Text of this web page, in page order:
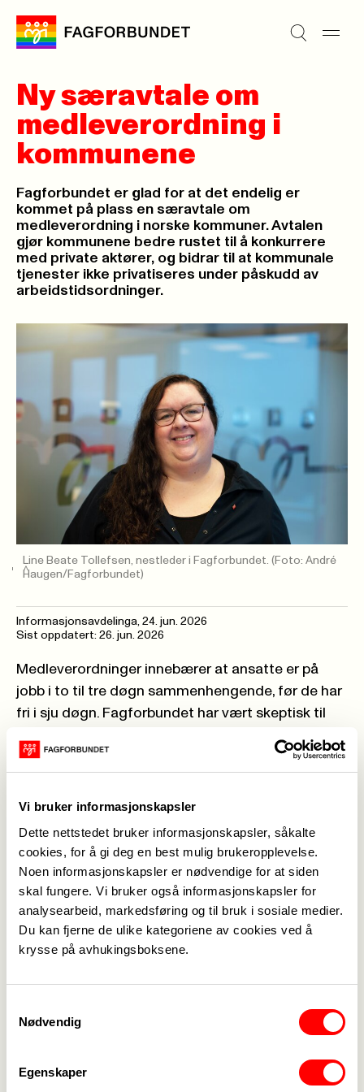
Vi bruker informasjonskapsler
Dette nettstedet bruker informasjonskapsler, såkalte
cookies, for å gi deg en best mulig brukeropplevelse.
Noen informasjonskapsler er nødvendige for at siden
skal fungere. Vi bruker også informasjonskapsler for
analysearbeid, markedsføring og til bruk i sosiale medier.
Du kan fjerne de ulike kategoriene av cookies ved å
krysse på avhukingsboksene.
Nødvendig
Egenskaper
Ny særavtale om
medleverordning i
kommunene
Fagforbundet er glad for at det endelig er
kommet på plass en særavtale om
medleverordning i norske kommuner. Avtalen
gjør kommunene bedre rustet til å konkurrere
med private aktører, og bidrar til at kommunale
tjenester ikke privatiseres under påskudd av
arbeidstidsordninger.
Line Beate Tollefsen, nestleder i Fagforbundet.(Foto: André
Haugen/Fagforbundet)
Informasjonsavdelinga, 24. jun. 2026
Sist oppdatert: 26. jun. 2026
Medleverordninger innebærer at ansatte er på
jobb i to til tre døgn sammenhengende, før de har
fri i sju døgn. Fagforbundet har vært skeptisk til
sikret god hviletid, tydelige rutiner for evaluering,
ansatte er på jobb.
– Dette er en viktig avtale for medlemmene våre
og for kommunale tjenester. Ut fra våre
beregninger vil de lavest lønte av våre
medlemmer kunne få en økning på rundt 35 000
kroner i året. Det er også mulig å oppnå ekstra
tillegg lokalt, sier Line-Beate Tollefsen.
Medleverturnus brukes særlig innen helse-,
skjermede miljøer. Dette gjelder særlig innen
rusomsorg og psykiatri.
Fagforbundet har sammen med KS utarbeidet en